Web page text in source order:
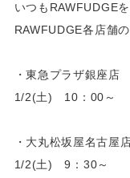
いつもRAWFUDGE
RAWFUDGE各店舗
・東急プラザ銀座店
1/2(土) 10：00～
・大丸松坂屋名古屋
1/2(土) 9：30～